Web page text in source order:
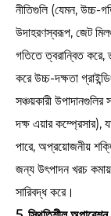
নীতিগুলি (যেমন, উচ্চ-
উদাহরণস্বরূপ, জেট
গতিতে ত্বরান্বিত করে,
করে উচ্চ-দক্ষতা
সঞ্চয়কারী উপাদানগুলির
দক্ষ এয়ার কম্প্রেসার),
পারে, অপ্রয়োজনীয়
জন্য উৎপাদন খরচ
সারিবদ্ধ করে।